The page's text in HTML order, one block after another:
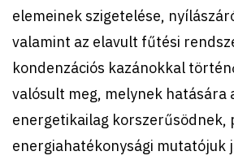
elemeinek szigetelése,
valamint az elavult fűtési
kondenzációs kazánokkal
valósult meg, melynek hatására
energetikailag korszerűsödnek,
energiahatékonysági mutatójuk